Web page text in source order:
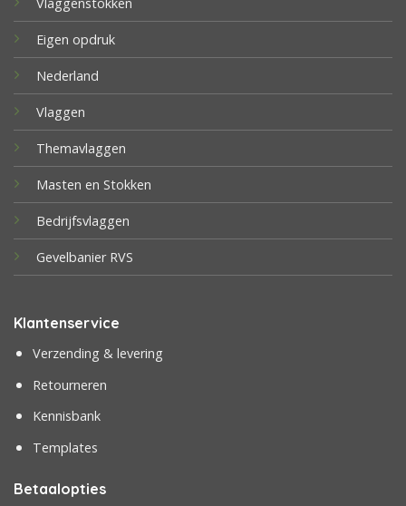
Eigen opdruk
Nederland
Vlaggen
Themavlaggen
Masten en Stokken
Bedrijfsvlaggen
Gevelbanier RVS
Klantenservice
Verzending & levering
Retourneren
Kennisbank
Templates
Betaalopties